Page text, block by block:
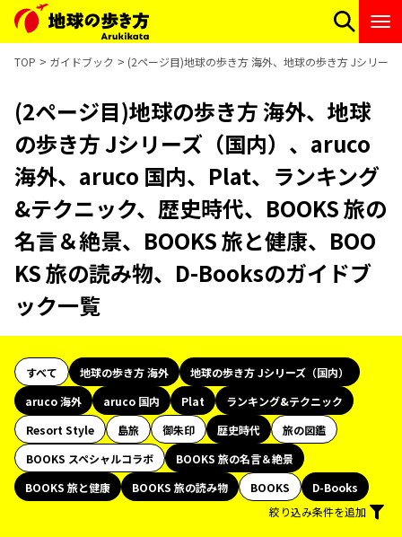
TOP ガイドブック (2ページ目)地球の歩き方 海外、地球の歩き方 Jシリー
(2ページ目)地球の歩き方 海外、地球
の歩き方 Jシリーズ（国内）、aruco
海外、aruco 国内、Plat、ランキング
&テクニック、歴史時代、BOOKS 旅の
名言＆絶景、BOOKS 旅と健康、BOO
KS 旅の読み物、D-Booksのガイドブ
ック一覧
すべて 地球の歩き方 海外
地球の歩き方 Jシリーズ（国内）
aruco 海外
aruco 国内 Plat
ランキング&テクニック
Resort Style
島旅 御朱印 歴史時代
旅の図鑑
BOOKS スペシャルコラボ
BOOKS 旅の名言＆絶景
BOOKS 旅と健康
BOOKS 旅の読み物 BOOKS
D-Books
絞り込み条件を追加